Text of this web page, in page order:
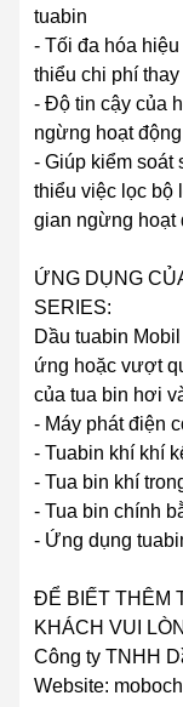
tuabin
- Tối đa hóa
thiểu chi phí thay
- Độ tin cậy của
ngừng hoạt
- Giúp kiểm soát
thiểu việc lọc bộ
gian ngừng hoạt
ỨNG DỤNG
SERIES:
Dầu tuabin
ứng hoặc vượt
của tua bin hơi
- Máy phát điện
- Tuabin khí khí
- Tua bin khí
- Tua bin chính
- Ứng dụng
ĐỂ BIẾT THÊM
KHÁCH VUI
Công ty TNHH
Website: